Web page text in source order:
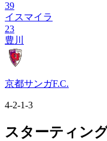
39
イスマイラ
23
豊川
京都サンガF.C.
4-2-1-3
スターティン